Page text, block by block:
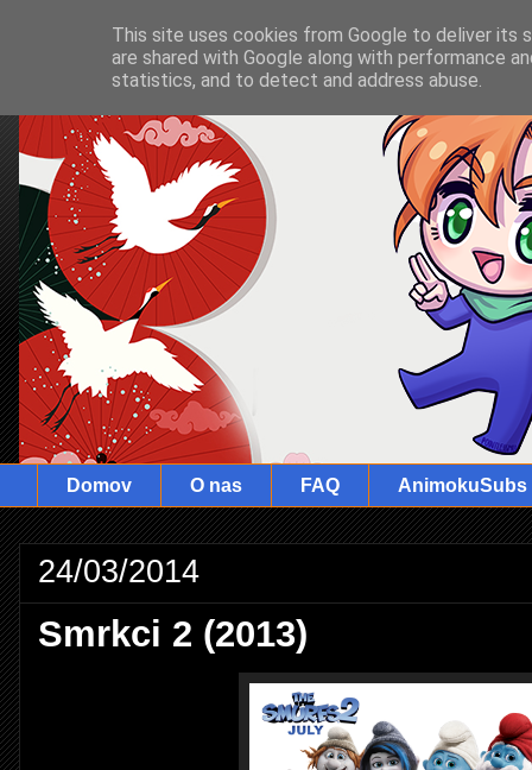
Domov O nas FAQ AnimokuSubs
24/03/2014
Smrkci 2 (2013)
This site uses cookies from Google to deliver its
are shared with Google along with performance
statistics, and to detect and address abuse.